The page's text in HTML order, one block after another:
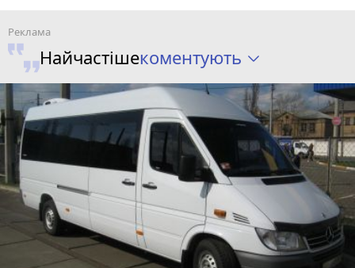
Найчастішекоментують